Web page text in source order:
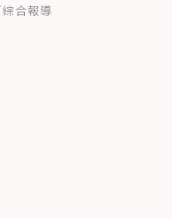
合報導